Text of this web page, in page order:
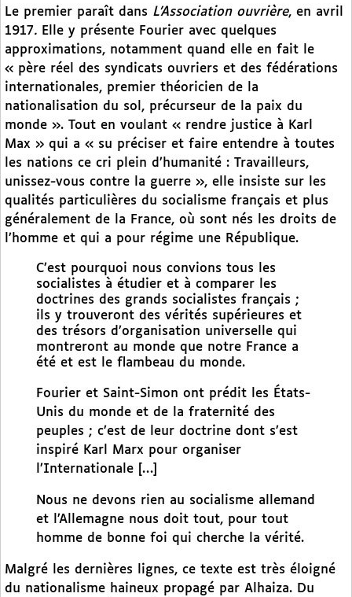
Le premier paraît dans L’Association ouvrière, en avril
1917. Elle y présente Fourier avec quelques
approximations, notamment quand elle en fait le
« père réel des syndicats ouvriers et des fédérations
internationales, premier théoricien de la
nationalisation du sol, précurseur de la paix du
monde ». Tout en voulant « rendre justice à Karl
Max » qui a « su préciser et faire entendre à toutes
les nations ce cri plein d’humanité : Travailleurs,
unissez-vous contre la guerre », elle insiste sur les
qualités particulières du socialisme français et plus
généralement de la France, où sont nés les droits de
l’homme et qui a pour régime une République.
C’est pourquoi nous convions tous les
socialistes à étudier et à comparer les
doctrines des grands socialistes français ;
ils y trouveront des vérités supérieures et
des trésors d’organisation universelle qui
montreront au monde que notre France a
été et est le flambeau du monde.
Fourier et Saint-Simon ont prédit les États-
Unis du monde et de la fraternité des
peuples ; c’est de leur doctrine dont s’est
inspiré Karl Marx pour organiser
l’Internationale […]
Nous ne devons rien au socialisme allemand
et l’Allemagne nous doit tout, pour tout
homme de bonne foi qui cherche la vérité.
Malgré les dernières lignes, ce texte est très éloigné
du nationalisme haineux propagé par Alhaiza. Du